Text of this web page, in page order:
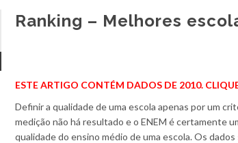
Ranking – Melhores
ESTE ARTIGO CONTÉM DADOS DE 2010.
Definir a qualidade de uma escola apenas por um
medição não há resultado e o ENEM é certamente
qualidade do ensino médio de uma escola. Os dados